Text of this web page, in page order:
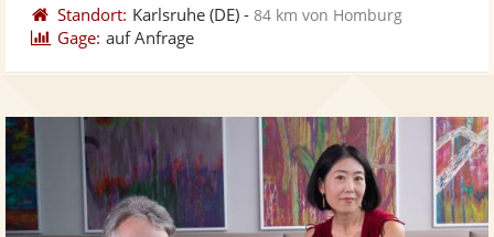
Standort: Karlsruhe (DE) -84 km von Homburg
Gage: auf Anfrage